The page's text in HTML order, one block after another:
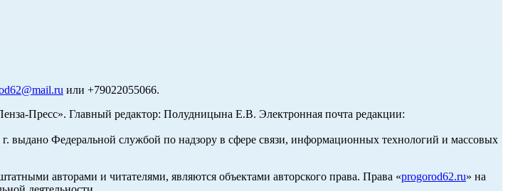
или +79022055066.
Пресс». Главный редактор: Полудницына Е.В. Электронная почта редакции:
выдано Федеральной службой по надзору в сфере связи, информационных технологий и массовых
авторами и читателями, являются объектами авторского права. Права «progorod62.ru» на